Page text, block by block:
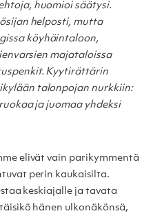
huomioi säätysi.
helposti, mutta
köyhäintaloon,
majataloissa
Kyytirättärin
talonpojan nurkkiin:
ja juomaa yhdeksi
elivät vain parikymmentä
perin kaukaisilta.
keskiajalle ja tavata
hänen ulkonäkönsä,